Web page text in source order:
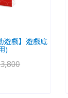
遊戲】遊戲底
)